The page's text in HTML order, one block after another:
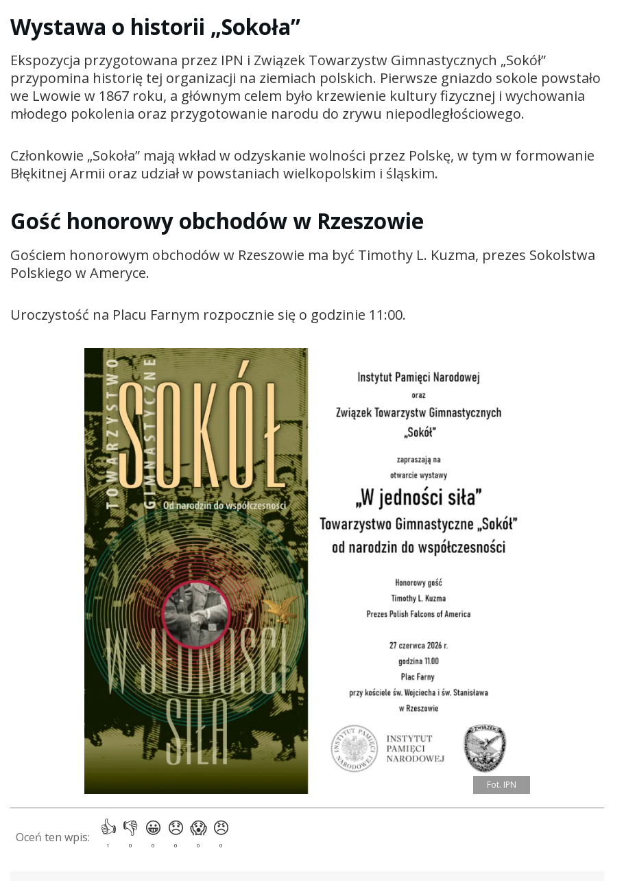
Wystawa o historii „Sokoła”
Ekspozycja przygotowana przez IPN i Związek Towarzystw Gimnastycznych „Sokół”
przypomina historię tej organizacji na ziemiach polskich. Pierwsze gniazdo sokole powstało
we Lwowie w 1867 roku, a głównym celem było krzewienie kultury fizycznej i wychowania
młodego pokolenia oraz przygotowanie narodu do zrywu niepodległościowego.
Członkowie „Sokoła” mają wkład w odzyskanie wolności przez Polskę, w tym w formowanie
Błękitnej Armii oraz udział w powstaniach wielkopolskim i śląskim.
Gość honorowy obchodów w Rzeszowie
Gościem honorowym obchodów w Rzeszowie ma być Timothy L. Kuzma, prezes Sokolstwa
Polskiego w Ameryce.
Uroczystość na Placu Farnym rozpocznie się o godzinie 11:00.
Fot. IPN